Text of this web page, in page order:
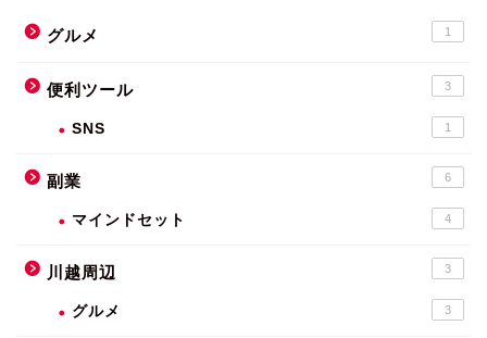
グルメ 1
便利ツール 3
SNS 1
副業 6
マインドセット 4
川越周辺 3
グルメ 3